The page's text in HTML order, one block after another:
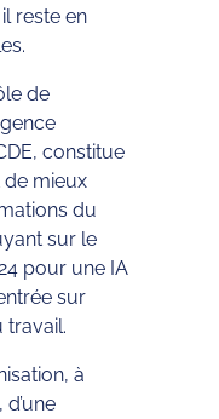
reste en
de
constitue
de mieux
du
sur le
pour une IA
sur
travail.
à